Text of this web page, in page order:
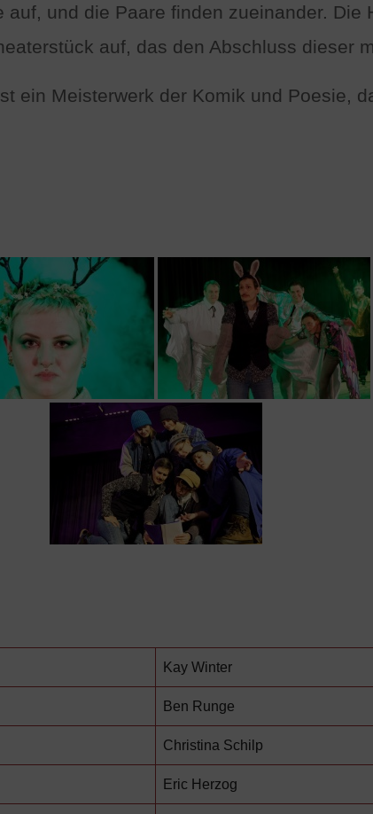
und die Paare finden zueinander. Die
auf, das den Abschluss dieser
ein Meisterwerk der Komik und Poesie,
Kay Winter
Ben Runge
Christina Schilp
Eric Herzog